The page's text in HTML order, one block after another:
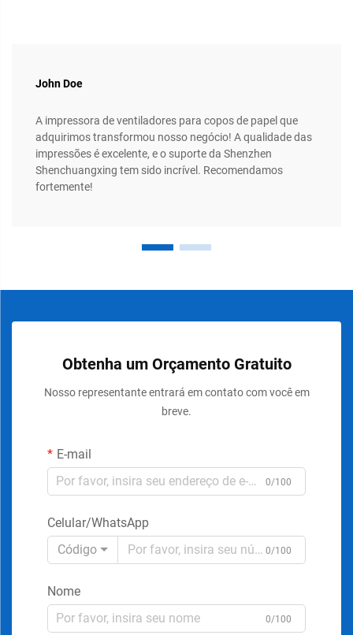
John Doe
A impressora de ventiladores para copos de papel que
adquirimos transformou nosso negócio! A qualidade das
impressões é excelente, e o suporte da Shenzhen
Shenchuangxing tem sido incrível. Recomendamos
fortemente!
Obtenha um Orçamento Gratuito
Nosso representante entrará em contato com você em
breve.
E-mail
0/100
Celular/WhatsApp
Código
0/100
Nome
0/100